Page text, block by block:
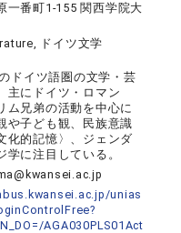
一番町1-155 関西学院大
ドイツ文学
ドイツ語圏の文学・芸
主にドイツ・ロマン
ム兄弟の活動を中心に
や子ども観、民族意識
化的記憶〉、ジェンダ
学に注目している。
unias
AGA030PLS01Act